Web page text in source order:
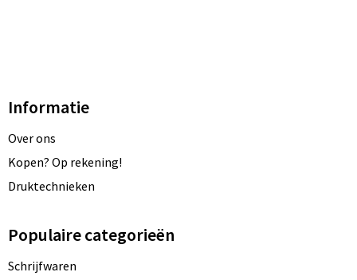
Informatie
Over ons
Kopen? Op rekening!
Druktechnieken
Populaire categorieën
Schrijfwaren